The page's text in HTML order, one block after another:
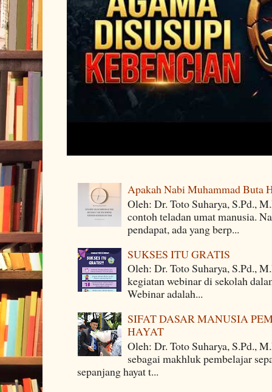
Apakah Nabi Muhammad Buta
Oleh: Dr. Toto Suharya, S.Pd.,
contoh teladan umat manusia.
pendapat, ada yang berp...
SUKSES ITU GRATIS
Oleh: Dr. Toto Suharya, S.Pd.,
kegiatan webinar di sekolah
Webinar adalah...
SIFAT DASAR MANUSIA
HAYAT
Oleh: Dr. Toto Suharya, S.Pd.,
sebagai makhluk pembelajar
sepanjang hayat t...